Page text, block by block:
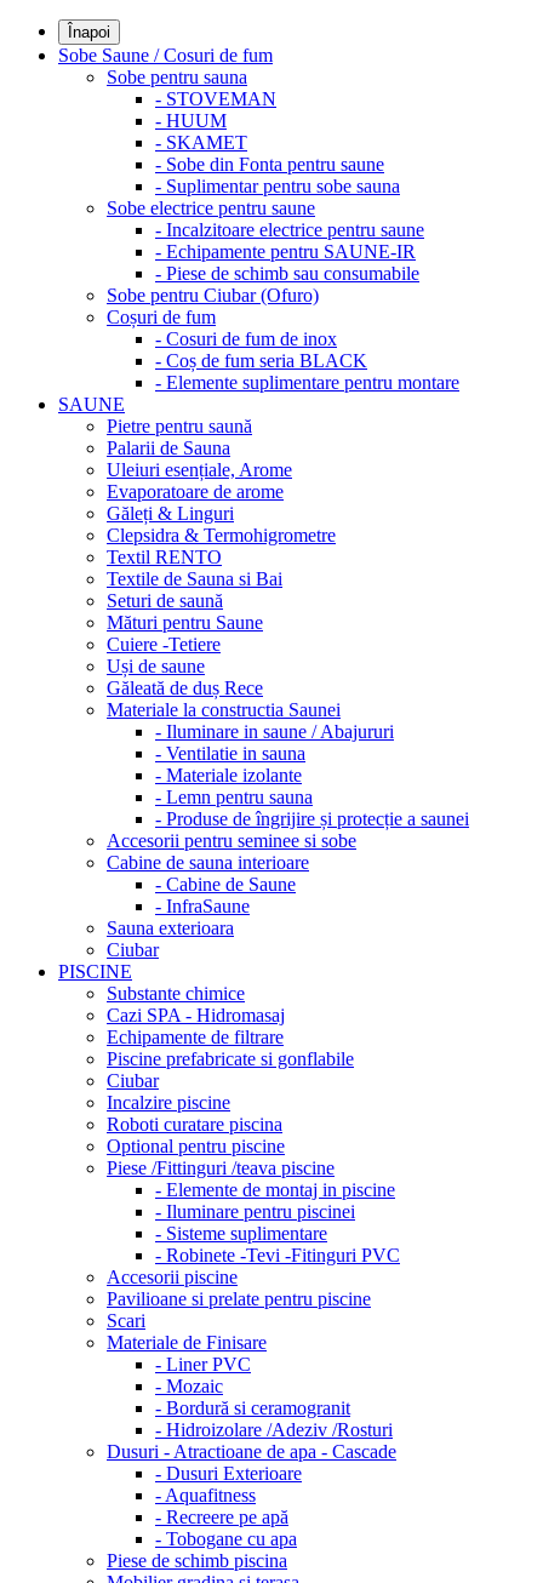
Înapoi
Sobe Saune / Cosuri de fum
Sobe pentru sauna
- STOVEMAN
- HUUM
- SKAMET
- Sobe din Fonta pentru saune
- Suplimentar pentru sobe sauna
Sobe electrice pentru saune
- Incalzitoare electrice pentru saune
- Echipamente pentru SAUNE-IR
- Piese de schimb sau consumabile
Sobe pentru Ciubar (Ofuro)
Coșuri de fum
- Cosuri de fum de inox
- Coș de fum seria BLACK
- Elemente suplimentare pentru montare
SAUNE
Pietre pentru saună
Palarii de Sauna
Uleiuri esențiale, Arome
Evaporatoare de arome
Găleți & Linguri
Clepsidra & Termohigrometre
Textil RENTO
Textile de Sauna si Bai
Seturi de saună
Mături pentru Saune
Cuiere -Tetiere
Uși de saune
Găleată de duș Rece
Materiale la constructia Saunei
- Iluminare in saune / Abajururi
- Ventilatie in sauna
- Materiale izolante
- Lemn pentru sauna
- Produse de îngrijire și protecție a saunei
Accesorii pentru seminee si sobe
Cabine de sauna interioare
- Cabine de Saune
- InfraSaune
Sauna exterioara
Ciubar
PISCINE
Substante chimice
Cazi SPA - Hidromasaj
Echipamente de filtrare
Piscine prefabricate si gonflabile
Ciubar
Incalzire piscine
Roboti curatare piscina
Optional pentru piscine
Piese /Fittinguri /teava piscine
- Elemente de montaj in piscine
- Iluminare pentru piscinei
- Sisteme suplimentare
- Robinete -Tevi -Fitinguri PVC
Accesorii piscine
Pavilioane si prelate pentru piscine
Scari
Materiale de Finisare
- Liner PVC
- Mozaic
- Bordură si ceramogranit
- Hidroizolare /Adeziv /Rosturi
Dusuri - Atractioane de apa - Cascade
- Dusuri Exterioare
- Aquafitness
- Recreere pe apă
- Tobogane cu apa
Piese de schimb piscina